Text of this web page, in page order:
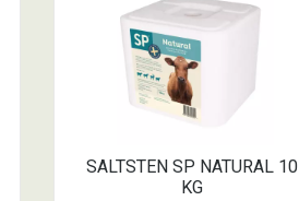
SALTSTEN SP NATURAL 10
KG